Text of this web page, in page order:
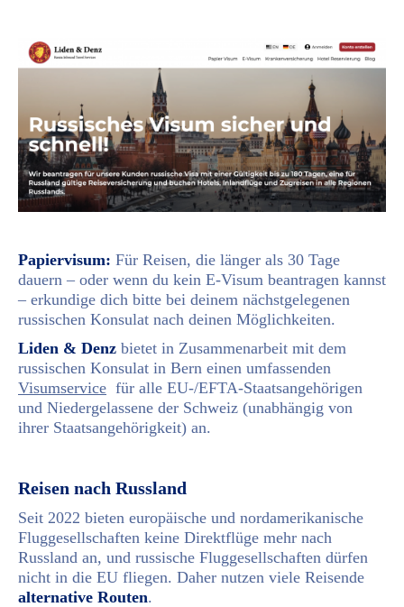
Papiervisum: Für Reisen, die länger als 30 Tage
dauern – oder wenn du kein E-Visum beantragen kannst
– erkundige dich bitte bei deinem nächstgelegenen
russischen Konsulat nach deinen Möglichkeiten.
Liden & Denz bietet in Zusammenarbeit mit dem
russischen Konsulat in Bern einen umfassenden
Visumservice für alle EU-/EFTA-Staatsangehörigen
und Niedergelassene der Schweiz (unabhängig von
ihrer Staatsangehörigkeit) an.
Reisen nach Russland
Seit 2022 bieten europäische und nordamerikanische
Fluggesellschaften keine Direktflüge mehr nach
Russland an, und russische Fluggesellschaften dürfen
nicht in die EU fliegen. Daher nutzen viele Reisende
alternative Routen.